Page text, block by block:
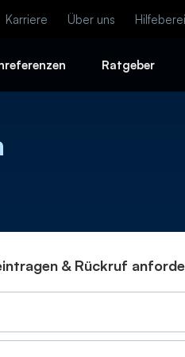
Karriere Über uns
Ratgeber
2x& Rückruf